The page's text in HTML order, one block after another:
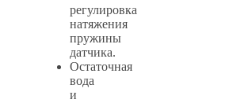
регулировка
натяжения
пружины
датчика.
Остаточная
вода
и